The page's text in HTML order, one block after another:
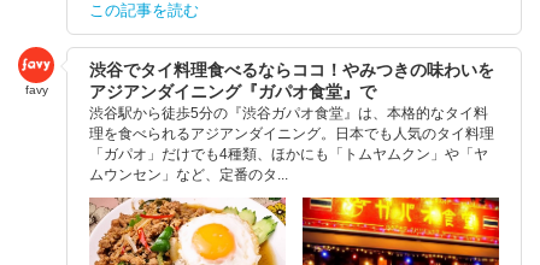
この記事を読む
favy
渋谷でタイ料理食べるならココ！やみつきの味わいを
アジアンダイニング『ガパオ食堂』で
渋谷駅から徒歩5分の『渋谷ガパオ食堂』は、本格的なタイ料
理を食べられるアジアンダイニング。日本でも人気のタイ料理
「ガパオ」だけでも4種類、ほかにも「トムヤムクン」や「ヤ
ムウンセン」など、定番のタ...